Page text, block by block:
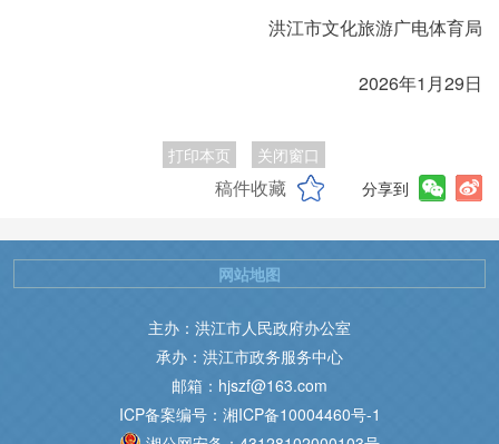
洪江市文化旅游广电体育局
2026年1月29日
打印本页 关闭窗口
稿件收藏 分享到
主办：洪江市人民政府办公室
承办：洪江市政务服务中心
邮箱：hjszf@163.com
ICP备案编号：湘ICP备10004460号-1
网站地图